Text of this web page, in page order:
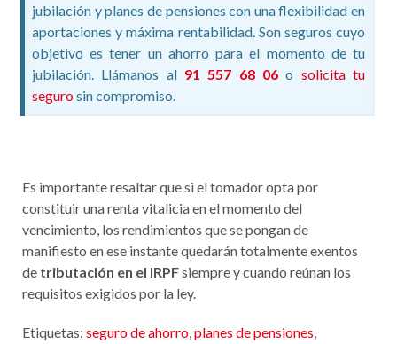
jubilación y planes de pensiones con una flexibilidad en
aportaciones y máxima rentabilidad. Son seguros cuyo
objetivo es tener un ahorro para el momento de tu
jubilación. Llámanos al 91 557 68 06 o solicita tu
segurosin compromiso.
Es importante resaltar que si el tomador opta por
constituir una renta vitalicia en el momento del
vencimiento, los rendimientos que se pongan de
manifiesto en ese instante quedarán totalmente exentos
de tributación en el IRPFsiempre y cuando reúnan los
requisitos exigidos por la ley.
Etiquetas: seguro de ahorro,planes de pensiones,